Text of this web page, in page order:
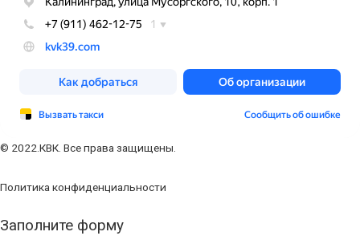
© 2022.КВК. Все права защищены.
Политика конфиденциальности
Заполните форму